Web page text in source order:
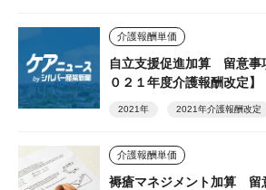
介護報酬単価
自立支援促進加算 留意
０２１年度介護報酬改定】
2021年 2021年介護報酬改定
介護報酬単価
褥瘡マネジメント加算 留